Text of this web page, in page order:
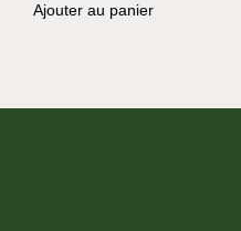
Ajouter au panier